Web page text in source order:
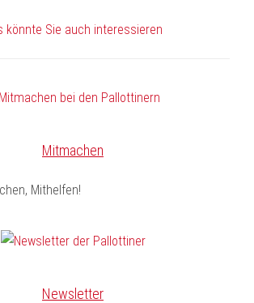
könnte Sie auch interessieren
Mitmachen
Mithelfen!
Newsletter